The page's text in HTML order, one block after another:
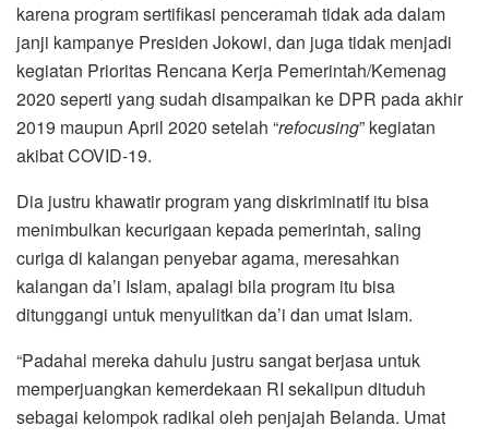
karena program sertifikasi penceramah tidak ada dalam
janji kampanye Presiden Jokowi, dan juga tidak menjadi
kegiatan Prioritas Rencana Kerja Pemerintah/Kemenag
2020 seperti yang sudah disampaikan ke DPR pada akhir
2019 maupun April 2020 setelah “refocusing” kegiatan
akibat COVID-19.
Dia justru khawatir program yang diskriminatif itu bisa
menimbulkan kecurigaan kepada pemerintah, saling
curiga di kalangan penyebar agama, meresahkan
kalangan da’i Islam, apalagi bila program itu bisa
ditunggangi untuk menyulitkan da’i dan umat Islam.
“Padahal mereka dahulu justru sangat berjasa untuk
memperjuangkan kemerdekaan RI sekalipun dituduh
sebagai kelompok radikal oleh penjajah Belanda. Umat